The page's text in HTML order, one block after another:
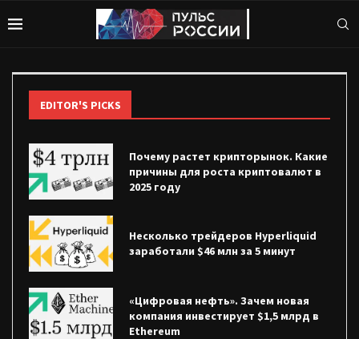
EDITOR'S PICKS
Почему растет крипторынок. Какие
причины для роста криптовалют в
2025 году
Несколько трейдеров Hyperliquid
заработали $46 млн за 5 минут
«Цифровая нефть». Зачем новая
компания инвестирует $1,5 млрд в
Ethereum